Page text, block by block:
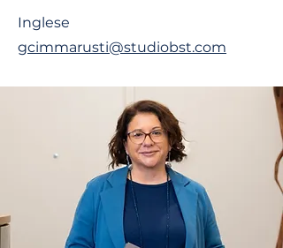
Inglese
gcimmarusti@studiobst.com